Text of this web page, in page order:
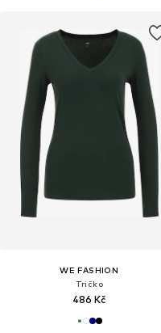
WE FASHION
Tričko
486 Kč